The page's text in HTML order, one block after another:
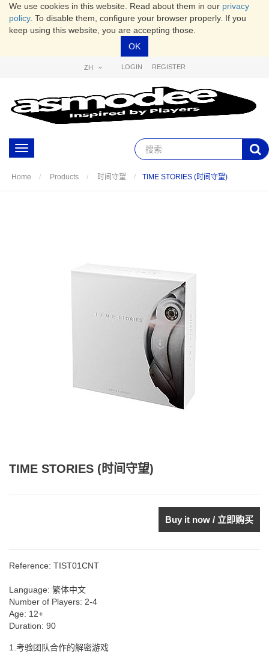
We use cookies in this website. Read about them in our privacy
policy. To disable them, configure your browser properly. If you
keep using this website, you are accepting those.
OK
ZH LOGIN REGISTER
Toggle
navigation
Home Products 时间守望 TIME STORIES (时间守望)
TIME STORIES (时间守望)
Buy it now / 立即购买
Reference: TIST01CNT
Language: 繁体中文
Number of Players: 2-4
Age: 12+
Duration: 90
1.考验团队合作的解密游戏